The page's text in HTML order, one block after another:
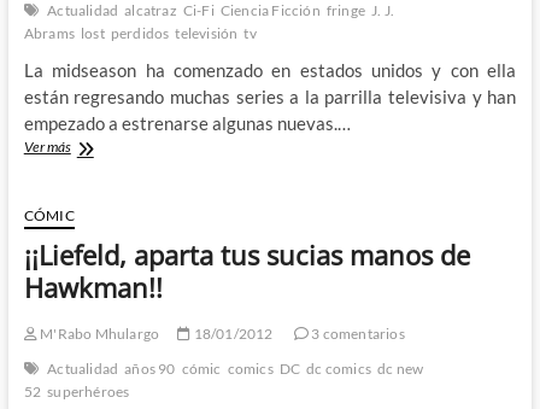
Actualidad alcatraz Ci-Fi Ciencia Ficción fringe J. J.
Abrams lost perdidos televisión tv
La midseason ha comenzado en estados unidos y con ella
están regresando muchas series a la parrilla televisiva y han
empezado a estrenarse algunas nuevas.…
Ver másAlcatraz
de
la
isla
la
de
J.J.
Abrams
CÓMIC
¡¡Liefeld, aparta tus sucias manos de
Hawkman!!
M'Rabo Mhulargo 18/01/2012
3 comentarios
Actualidad años 90 cómic comics DC dc comics dc new
52 superhéroes